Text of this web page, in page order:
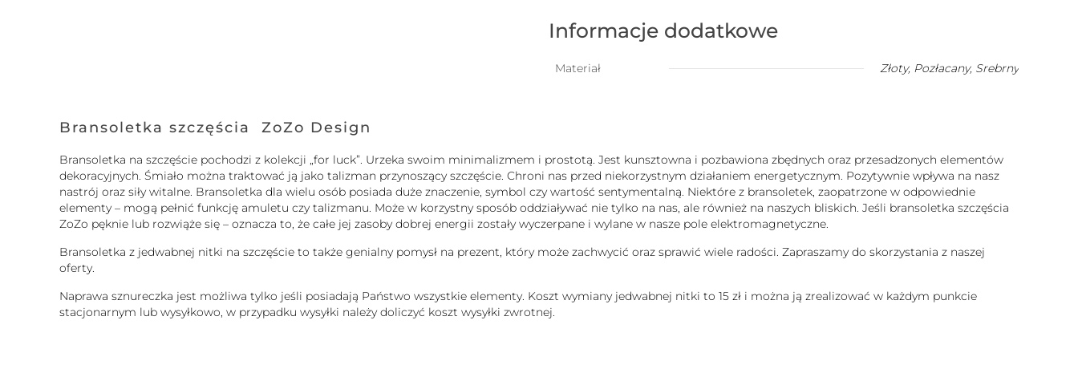
z
większą
Informacje dodatkowe
Materiał Złoty, Pozłacany, Srebrny
Bransoletka szczęścia ZoZo Design
Bransoletka na szczęście pochodzi z kolekcji „for luck”. Urzeka swoim minimalizmem i prostotą. Jest kunsztowna i pozbawiona zbędnych oraz przesadzonych elementów
dekoracyjnych. Śmiało można traktować ją jako talizman przynoszący szczęście. Chroni nas przed niekorzystnym działaniem energetycznym. Pozytywnie wpływa na nasz
nastrój oraz siły witalne. Bransoletka dla wielu osób posiada duże znaczenie, symbol czy wartość sentymentalną. Niektóre z bransoletek, zaopatrzone w odpowiednie
elementy – mogą pełnić funkcję amuletu czy talizmanu. Może w korzystny sposób oddziaływać nie tylko na nas, ale również na naszych bliskich. Jeśli bransoletka szczęścia
ZoZo pęknie lub rozwiąże się – oznacza to, że całe jej zasoby dobrej energii zostały wyczerpane i wylane w nasze pole elektromagnetyczne.
Bransoletka z jedwabnej nitki na szczęście to także genialny pomysł na prezent, który może zachwycić oraz sprawić wiele radości. Zapraszamy do skorzystania z naszej
oferty.
Naprawa sznureczka jest możliwa tylko jeśli posiadają Państwo wszystkie elementy. Koszt wymiany jedwabnej nitki to 15 zł i można ją zrealizować w każdym punkcie
stacjonarnym lub wysyłkowo, w przypadku wysyłki należy doliczyć koszt wysyłki zwrotnej.